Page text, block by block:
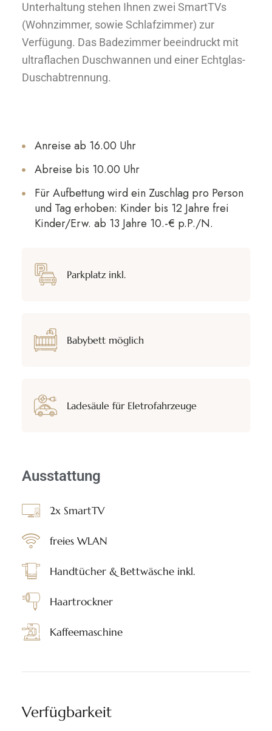
Unterhaltung stehen Ihnen zwei SmartTVs
(Wohnzimmer, sowie Schlafzimmer) zur
Verfügung. Das Badezimmer beeindruckt mit
ultraflachen Duschwannen und einer Echtglas-
Duschabtrennung.
Anreise ab 16.00 Uhr
Abreise bis 10.00 Uhr
Für Aufbettung wird ein Zuschlag pro Person
und Tag erhoben: Kinder bis 12 Jahre frei
Kinder/Erw. ab 13 Jahre 10.-€ p.P./N.
Parkplatz inkl.
Babybett möglich
Ladesäule für Eletrofahrzeuge
Ausstattung
2x SmartTV
freies WLAN
Handtücher & Bettwäsche inkl.
Haartrockner
Kaffeemaschine
Verfügbarkeit